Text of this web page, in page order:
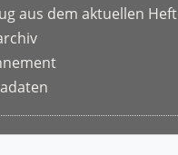
aus dem aktuellen Heft